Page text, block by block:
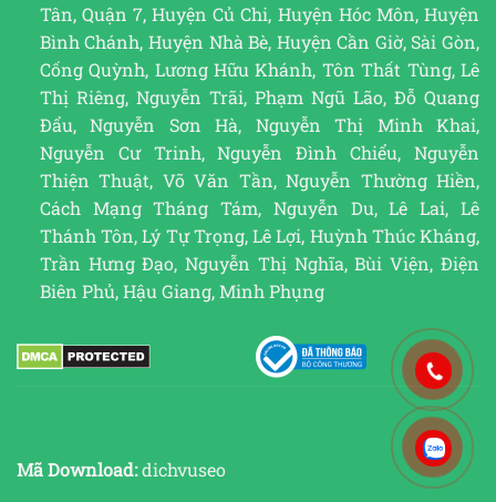
Tân, Quận 7, Huyện Củ Chi, Huyện Hóc Môn, Huyện
Bình Chánh, Huyện Nhà Bè, Huyện Cần Giờ, Sài Gòn,
Cống Quỳnh, Lương Hữu Khánh, Tôn Thất Tùng, Lê
Thị Riêng, Nguyễn Trãi, Phạm Ngũ Lão, Đỗ Quang
Đẩu, Nguyễn Sơn Hà, Nguyễn Thị Minh Khai,
Nguyễn Cư Trinh, Nguyễn Đình Chiểu, Nguyễn
Thiện Thuật, Võ Văn Tần, Nguyễn Thường Hiền,
Cách Mạng Tháng Tám, Nguyễn Du, Lê Lai, Lê
Thánh Tôn, Lý Tự Trọng, Lê Lợi, Huỳnh Thúc Kháng,
Trần Hưng Đạo, Nguyễn Thị Nghĩa, Bùi Viện, Điện
Biên Phủ, Hậu Giang, Minh Phụng
Mã Download:dichvuseo